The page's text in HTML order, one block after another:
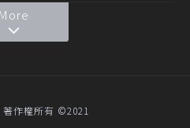
More
作權所有 ©2021